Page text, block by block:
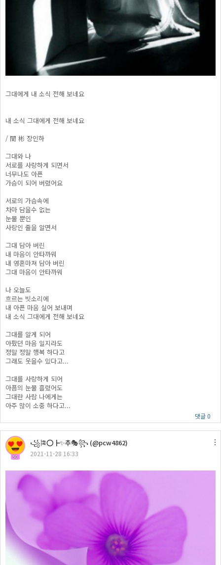
그대에게 내 소식 전해 보네요
내 소식 그대에게 전해 보네요
/ 誾 彬 장인하
그대와 나
서로를 사랑하게 되면서
너무나도 아픈
가슴이 되어 버렸어요
서로의 가슴속에
차마 담을수 없는
눈물 뿐인
사랑인 줄을 알면서
그대 담아 버린
내 마음이 안타까워
내 영혼마져 담아 버린
그대 마음이 안타까워
나 오늘도
흐르는 빗소리에
내 아픈 마음 실어 보내며
내 소식 그대에게 전해 보네요
그대를 알게 되어
아팠던 마음 일지라도
정말 정말 행복 하다고
그래도 웃을수 있다고...
그대를 사랑하게 되어
아픔의 눈물 흘렸어도
그대란 사람 나에게는
아주 많이 소중 하다고...
댓글 0
50
꧁🎏⭕┣✨추🎭꧂ (@pcw4862)
2021-11-28 16:33